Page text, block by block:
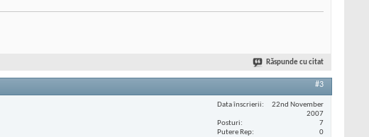
Răspunde cu citat
#3
Data înscrierii
22nd November
2007
Posturi
7
Putere Rep
0